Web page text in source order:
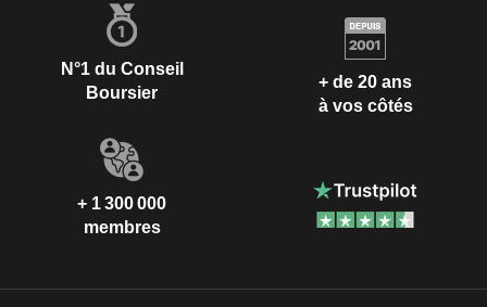
N°1 du Conseil
Boursier
+ de 20 ans
à vos côtés
+ 1 300 000
membres